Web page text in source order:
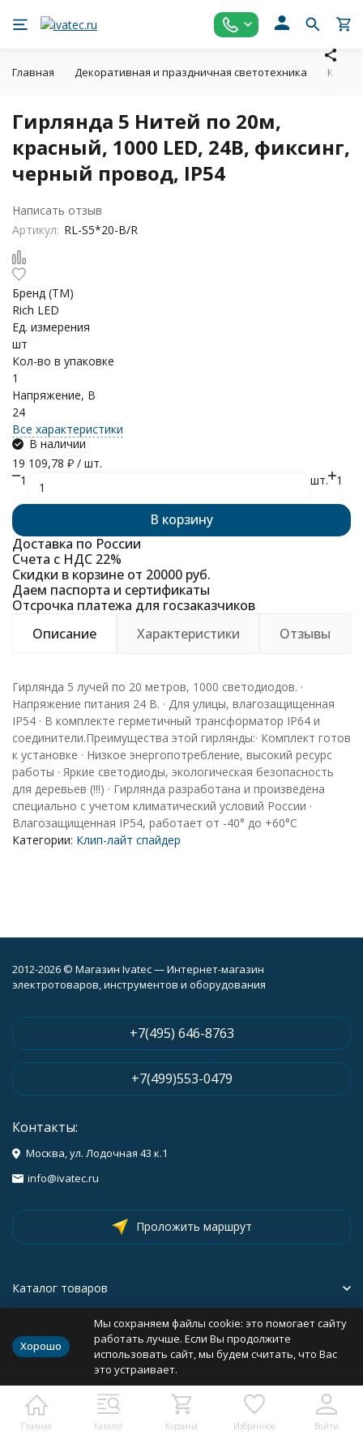
Главная Декоративная и праздничная светотехника Клип-
Гирлянда 5 Нитей по 20м,
красный, 1000 LED, 24В, фиксинг,
черный провод, IP54
Написать отзыв
Артикул: RL-S5*20-B/R
Бренд (ТМ)
Rich LED
Ед. измерения
шт
Кол-во в упаковке
1
Напряжение, В
24
Все характеристики
В наличии
19 109,78 ₽ / шт.
1
шт. 1
В корзину
Доставка по России
Счета с НДС 22%
Скидки в корзине от 20000 руб.
Даем паспорта и сертификаты
Отсрочка платежа для госзаказчиков
Описание
Характеристики Отзывы
Гирлянда 5 лучей по 20 метров, 1000 светодиодов. ·
Напряжение питания 24 В. · Для улицы, влагозащищенная
IP54 · В комплекте герметичный трансформатор IP64 и
соединители.Преимущества этой гирлянды:· Комплект готов
к установке · Низкое энергопотребление, высокий ресурс
работы · Яркие светодиоды, экологическая безопасность
для деревьев (!!!) · Гирлянда разработана и произведена
специально с учетом климатический условий России ·
Влагозащищенная IP54, работает от -40° до +60°C
Категории: Клип-лайт спайдер
Главная Каталог Корзина Избранное Войти
2012-2026 © Магазин Ivatec — Интернет-магазин
электротоваров, инструментов и оборудования
+7(495) 646-8763
+7(499)553-0479
Контакты:
Москва, ул. Лодочная 43 к.1
info@ivatec.ru
Проложить маршрут
Каталог товаров
Политика персональных данных
Разработано в
bodysite.ru Webasyst —
Хорошо
Мы сохраняем файлы cookie: это помогает сайту
работать лучше. Если Вы продолжите
использовать сайт, мы будем считать, что Вас
это устраивает.